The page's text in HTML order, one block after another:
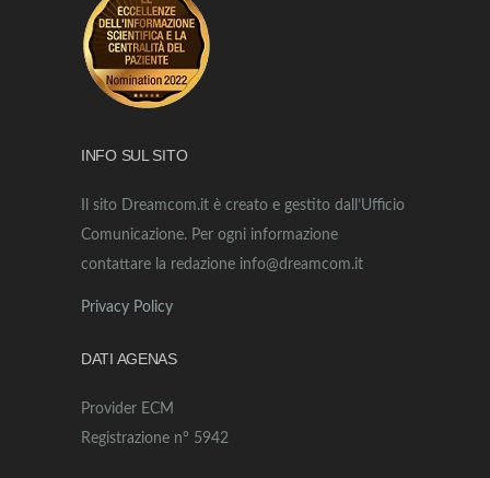
INFO SUL SITO
Il sito Dreamcom.it è creato e gestito dall’Ufficio
Comunicazione. Per ogni informazione
contattare la redazione info@dreamcom.it
Privacy Policy
DATI AGENAS
Provider ECM
Registrazione n° 5942